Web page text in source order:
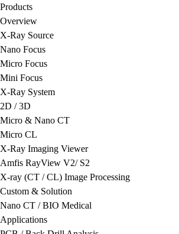
Products
Overview
X-Ray Source
Nano Focus
Micro Focus
Mini Focus
X-Ray System
2D / 3D
Micro & Nano CT
Micro CL
X-Ray Imaging Viewer
Amfis RayView V2/ S2
X-ray (CT / CL) Image Processing
Custom & Solution
Nano CT / BIO Medical
Applications